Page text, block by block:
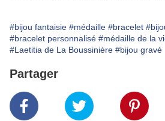
#bijou fantaisie #médaille #bracelet
#bracelet personnalisé #médaille de la
#Laetitia de La Boussinière #bijou gravé
Partager